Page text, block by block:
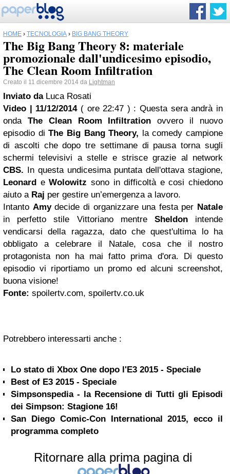
HOME › TECNOLOGIA › BIG BANG THEORY
The Big Bang Theory 8: materiale
promozionale dall'undicesimo episodio,
The Clean Room Infiltration
Creato il 11 dicembre 2014 da Lightman
Inviato da Luca Rosati
Video | 11/12/2014 ( ore 22:47 ) : Questa sera andrà in
onda The Clean Room Infiltration ovvero il nuovo
episodio diThe Big Bang Theory, la comedy campione
di ascolti che dopo tre settimane di pausa torna sugli
schermi televisivi a stelle e strisce grazie al network
CBS. In questa undicesima puntata dell'ottava stagione,
Leonard eWolowitz sono in difficoltà e cosi chiedono
aiuto a Raj per gestire un’emergenza a lavoro.
Intanto Amydecide di organizzare una festa per Natale
in perfetto stile Vittoriano mentre Sheldonintende
vendicarsi della ragazza, dato che quest'ultima lo ha
obbligato a celebrare il Natale, cosa che il nostro
protagonista non ha mai fatto prima d'ora. Di questo
episodio vi riportiamo un promo ed alcuni screenshot,
buona visione!
Fonte: spoilertv.com, spoilertv.co.uk
Potrebbero interessarti anche :
Lo stato di Xbox One dopo l'E3 2015 - Speciale
Best of E3 2015 - Speciale
Simpsonspedia - la Recensione di Tutti gli Episodi
dei Simpson: Stagione 16!
San Diego Comic-Con International 2015, ecco il
programma completo
Ritornare alla prima pagina di